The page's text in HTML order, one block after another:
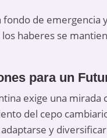
de
haberes se
para un
exige una
del cepo
y